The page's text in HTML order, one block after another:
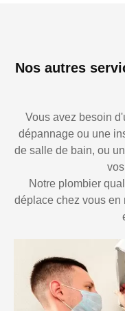
Nos autres
Vous avez besoin
dépannage ou une
de salle de bain, ou
Notre plombier
déplace chez vous en